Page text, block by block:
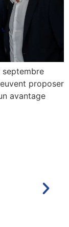
septembre
proposer
avantage